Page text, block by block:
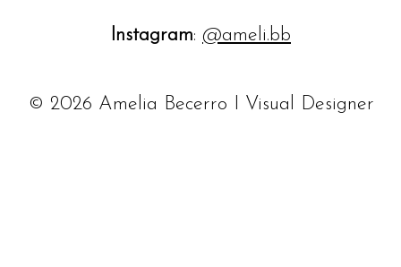
Instagram: @ameli.bb
© 2026 Amelia Becerro I Visual Designer